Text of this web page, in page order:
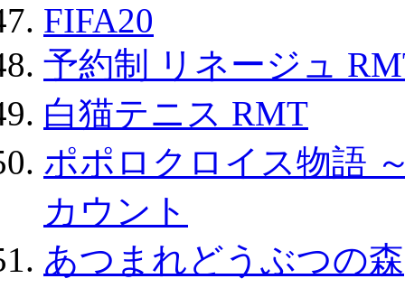
FIFA20
予約制 リネージュ
白猫テニス RMT
ポポロクロイス物語
カウント
あつまれどうぶつの森